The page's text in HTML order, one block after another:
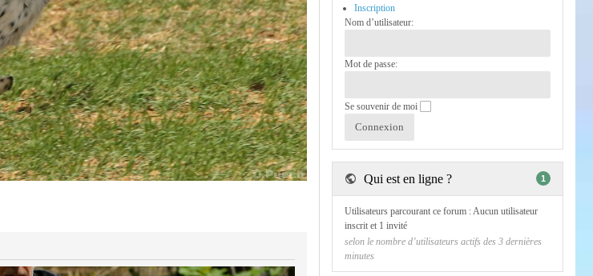
Inscription
Nom d’utilisateur:
Mot de passe:
Se souvenir de moi
Qui est en ligne ? 1
Utilisateurs parcourant ce forum : Aucun utilisateur
inscrit et 1 invité
selon le nombre d’utilisateurs actifs des 3 dernières
minutes